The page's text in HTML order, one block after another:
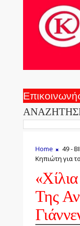
Home 49 -
Κηπιώτη για
Της